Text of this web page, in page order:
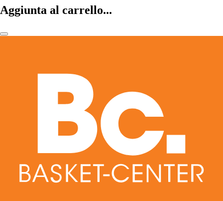
Aggiunta al carrello...